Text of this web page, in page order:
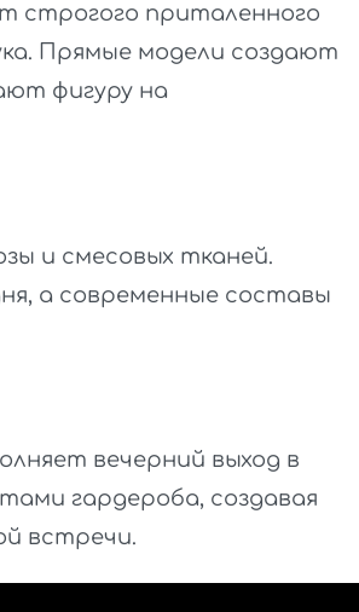
строгого приталенного
Прямые модели создают
фигуру на
и смесовых тканей.
а современные составы
вечерний выход в
гардероба, создавая
встречи.